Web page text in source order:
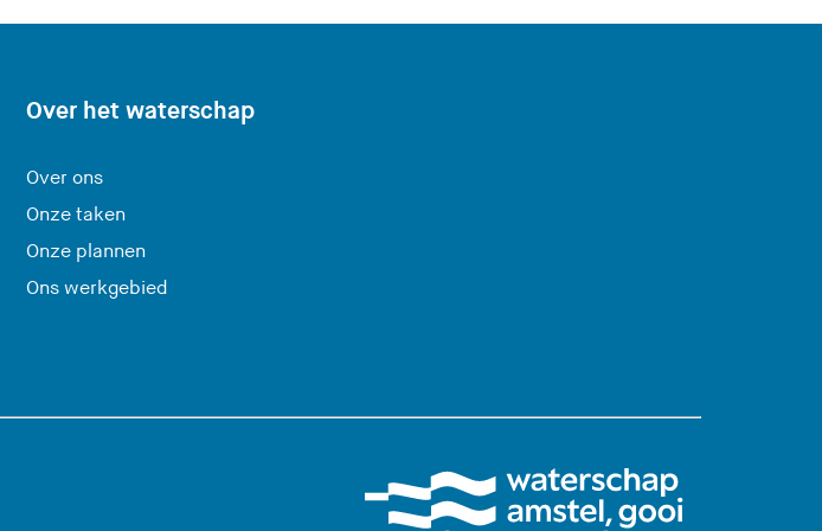
Over het waterschap
Over ons
Onze taken
Onze plannen
Ons werkgebied